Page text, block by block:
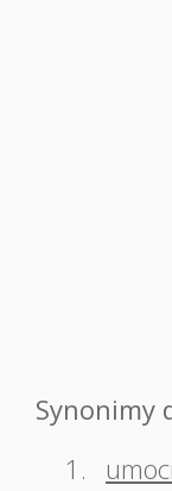
Synonimy
1.